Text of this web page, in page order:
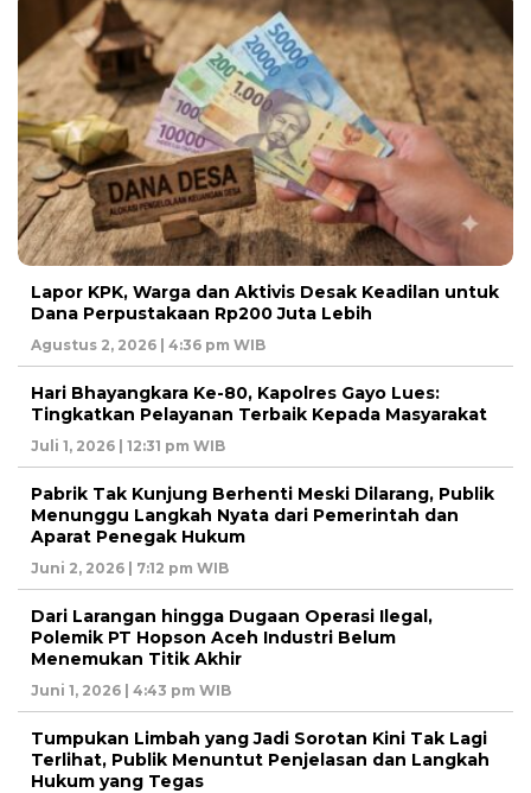
Lapor KPK, Warga dan Aktivis Desak Keadilan untuk
Dana Perpustakaan Rp200 Juta Lebih
Agustus 2, 2026 | 4:36 pm WIB
Hari Bhayangkara Ke-80, Kapolres Gayo Lues:
Tingkatkan Pelayanan Terbaik Kepada Masyarakat
Juli 1, 2026 | 12:31 pm WIB
Pabrik Tak Kunjung Berhenti Meski Dilarang, Publik
Menunggu Langkah Nyata dari Pemerintah dan
Aparat Penegak Hukum
Juni 2, 2026 | 7:12 pm WIB
Dari Larangan hingga Dugaan Operasi Ilegal,
Polemik PT Hopson Aceh Industri Belum
Menemukan Titik Akhir
Juni 1, 2026 | 4:43 pm WIB
Tumpukan Limbah yang Jadi Sorotan Kini Tak Lagi
Terlihat, Publik Menuntut Penjelasan dan Langkah
Hukum yang Tegas